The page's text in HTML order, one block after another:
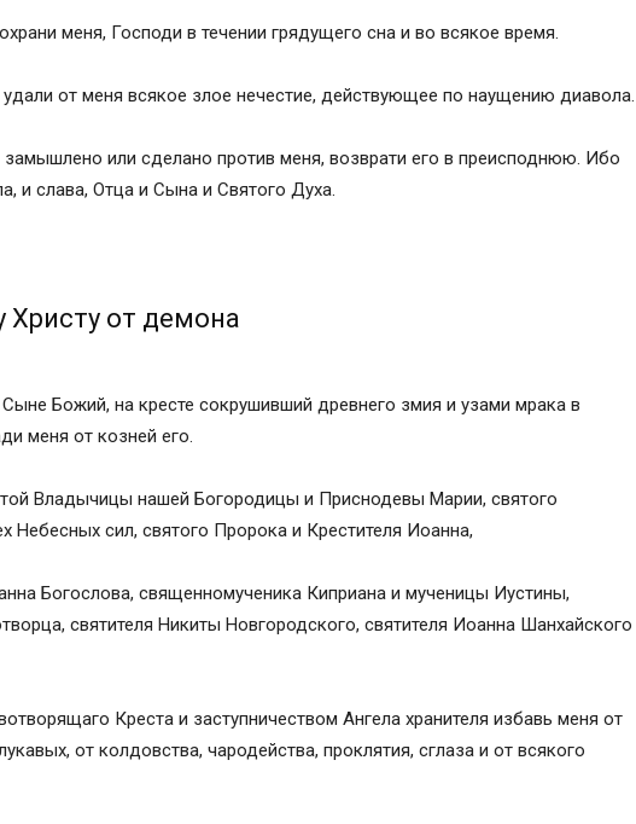
меня, Господи в течении грядущего сна и во всякое время.
от меня всякое злое нечестие, действующее по наущению диавола.
или сделано против меня, возврати его в преисподнюю. Ибо
и слава, Отца и Сына и Святого Духа.
Христу от демона
Божий, на кресте сокрушивший древнего змия и узами мрака в
меня от козней его.
Владычицы нашей Богородицы и Приснодевы Марии, святого
Небесных сил, святого Пророка и Крестителя Иоанна,
Богослова, священномученика Киприана и мученицы Иустины,
святителя Никиты Новгородского, святителя Иоанна Шанхайского
Креста и заступничеством Ангела хранителя избавь меня от
от колдовства, чародейства, проклятия, сглаза и от всякого